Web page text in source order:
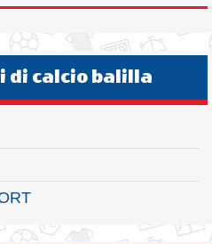
di calcio balilla